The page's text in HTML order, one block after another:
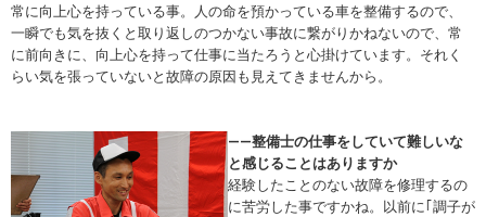
常に向上心を持っている事。人の命を預かっている車を整備するので、
一瞬でも気を抜くと取り返しのつかない事故に繋がりかねないので、常
に前向きに、向上心を持って仕事に当たろうと心掛けています。それく
らい気を張っていないと故障の原因も見えてきませんから。
――整備士の仕事をしていて難しいな
と感じることはありますか
経験したことのない故障を修理するの
に苦労した事ですかね。以前に｢調子が